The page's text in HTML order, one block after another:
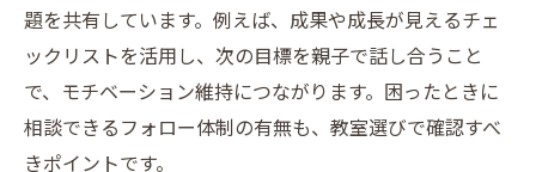
題を共有しています。例えば、成果や成長が見えるチェ
ックリストを活用し、次の目標を親子で話し合うこと
で、モチベーション維持につながります。困ったときに
相談できるフォロー体制の有無も、教室選びで確認すべ
きポイントです。